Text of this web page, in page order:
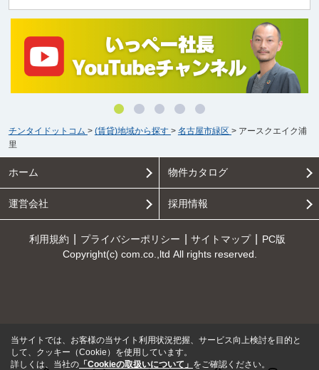
チンタイドットコム > (賃貸)地域から探す > 名古屋市緑区 > アースクエイク浦
里
ホーム 物件カタログ
運営会社 採用情報
利用規約 プライバシーポリシー サイトマップ
PC版
Copyright(c) com.co.,ltd All rights reserved.
当サイトでは、お客様の当サイト利用状況把握、サービス向上検討を目的と
して、クッキー（Cookie）を使用しています。
詳しくは、当社の 「Cookieの取扱いについて」 をご確認ください。